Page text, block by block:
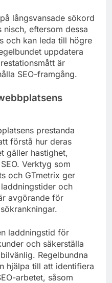
långsvansade sökord
eftersom dessa
och kan leda till högre
uppdatera
är
SEO-framgång.
prestanda
förstå hur deras
gäller hastighet,
Verktyg som
och GTmetrix ger
och
avgörande för
laddningstid för
och säkerställa
Regelbundna
hjälpa till att identifiera
arbetet, såsom